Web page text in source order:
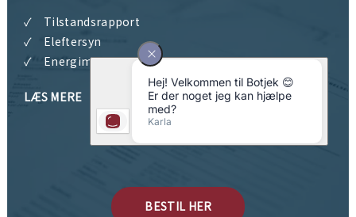
Tilstandsrapport
Eleftersyn
Energimærke
LÆS MERE
BESTIL HER